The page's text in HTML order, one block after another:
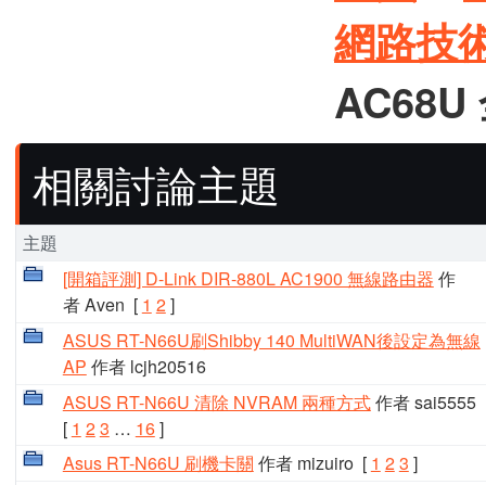
網路技
AC68U
相關討論主題
主題
[開箱評測] D-Link DIR-880L AC1900 無線路由器 作
者 Aven [ 1 2]
ASUS RT-N66U刷Shibby 140 MultiWAN後設定為無線
AP 作者 lcjh20516
ASUS RT-N66U 清除 NVRAM 兩種方式作者 sai5555
[ 1 23 … 16]
Asus RT-N66U 刷機卡關 作者 mizuiro[ 1 23 ]